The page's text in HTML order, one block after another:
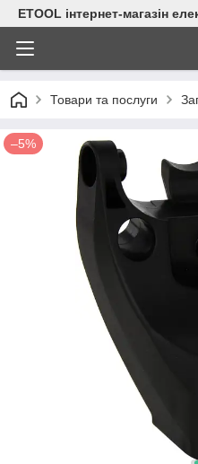
ETOOL інтернет-магазін
Товари та послуги
–5%